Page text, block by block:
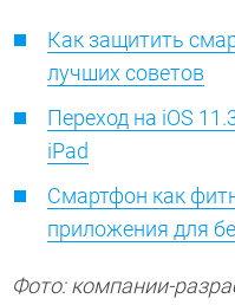
Как защитить
лучших советов
Переход на iOS
iPad
Смартфон как
приложения для
Фото: компании-